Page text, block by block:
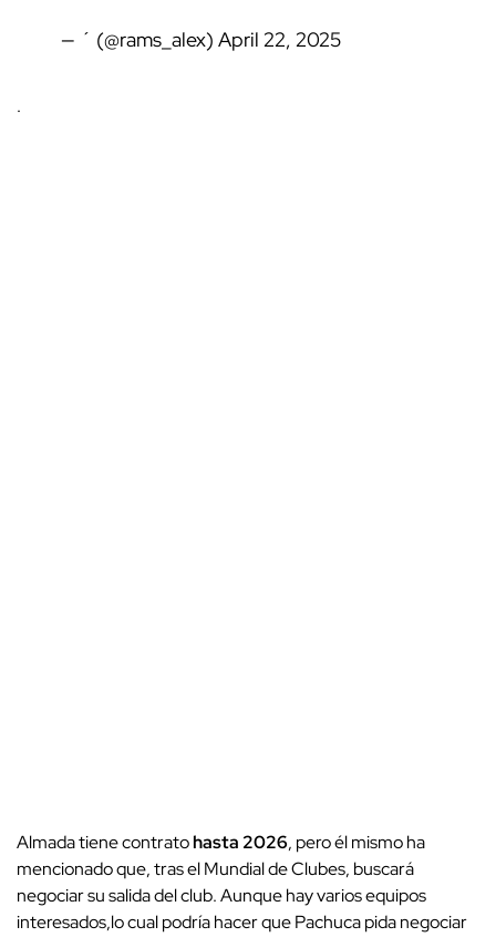
— ´ (@rams_alex) April 22, 2025
.
Almada tiene contratohasta 2026, pero él mismo ha
mencionado que, tras el Mundial de Clubes, buscará
negociar su salida del club. Aunque hay varios equipos
interesados,lo cual podría hacer que Pachuca pida negociar